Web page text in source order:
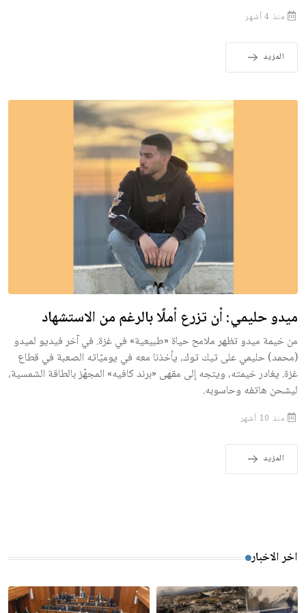
منذ 4 أشهر
المزيد
ميدو حليمي: أن تزرع أملًا بالرغم من الاستشهاد
من خيمة ميدو تظهر ملامح حياة «طبيعية» في غزة. في آخر فيديو لميدو
(محمد) حليمي على تيك توك، يأخذنا معه في يوميّاته الصعبة في قطاع
غزة. يغادر خيمته، ويتجه إلى مقهى «برند كافيه» المجهّز بالطاقة الشمسية،
ليشحن هاتفه وحاسوبه.
منذ 10 أشهر
المزيد
اخر الاخبار